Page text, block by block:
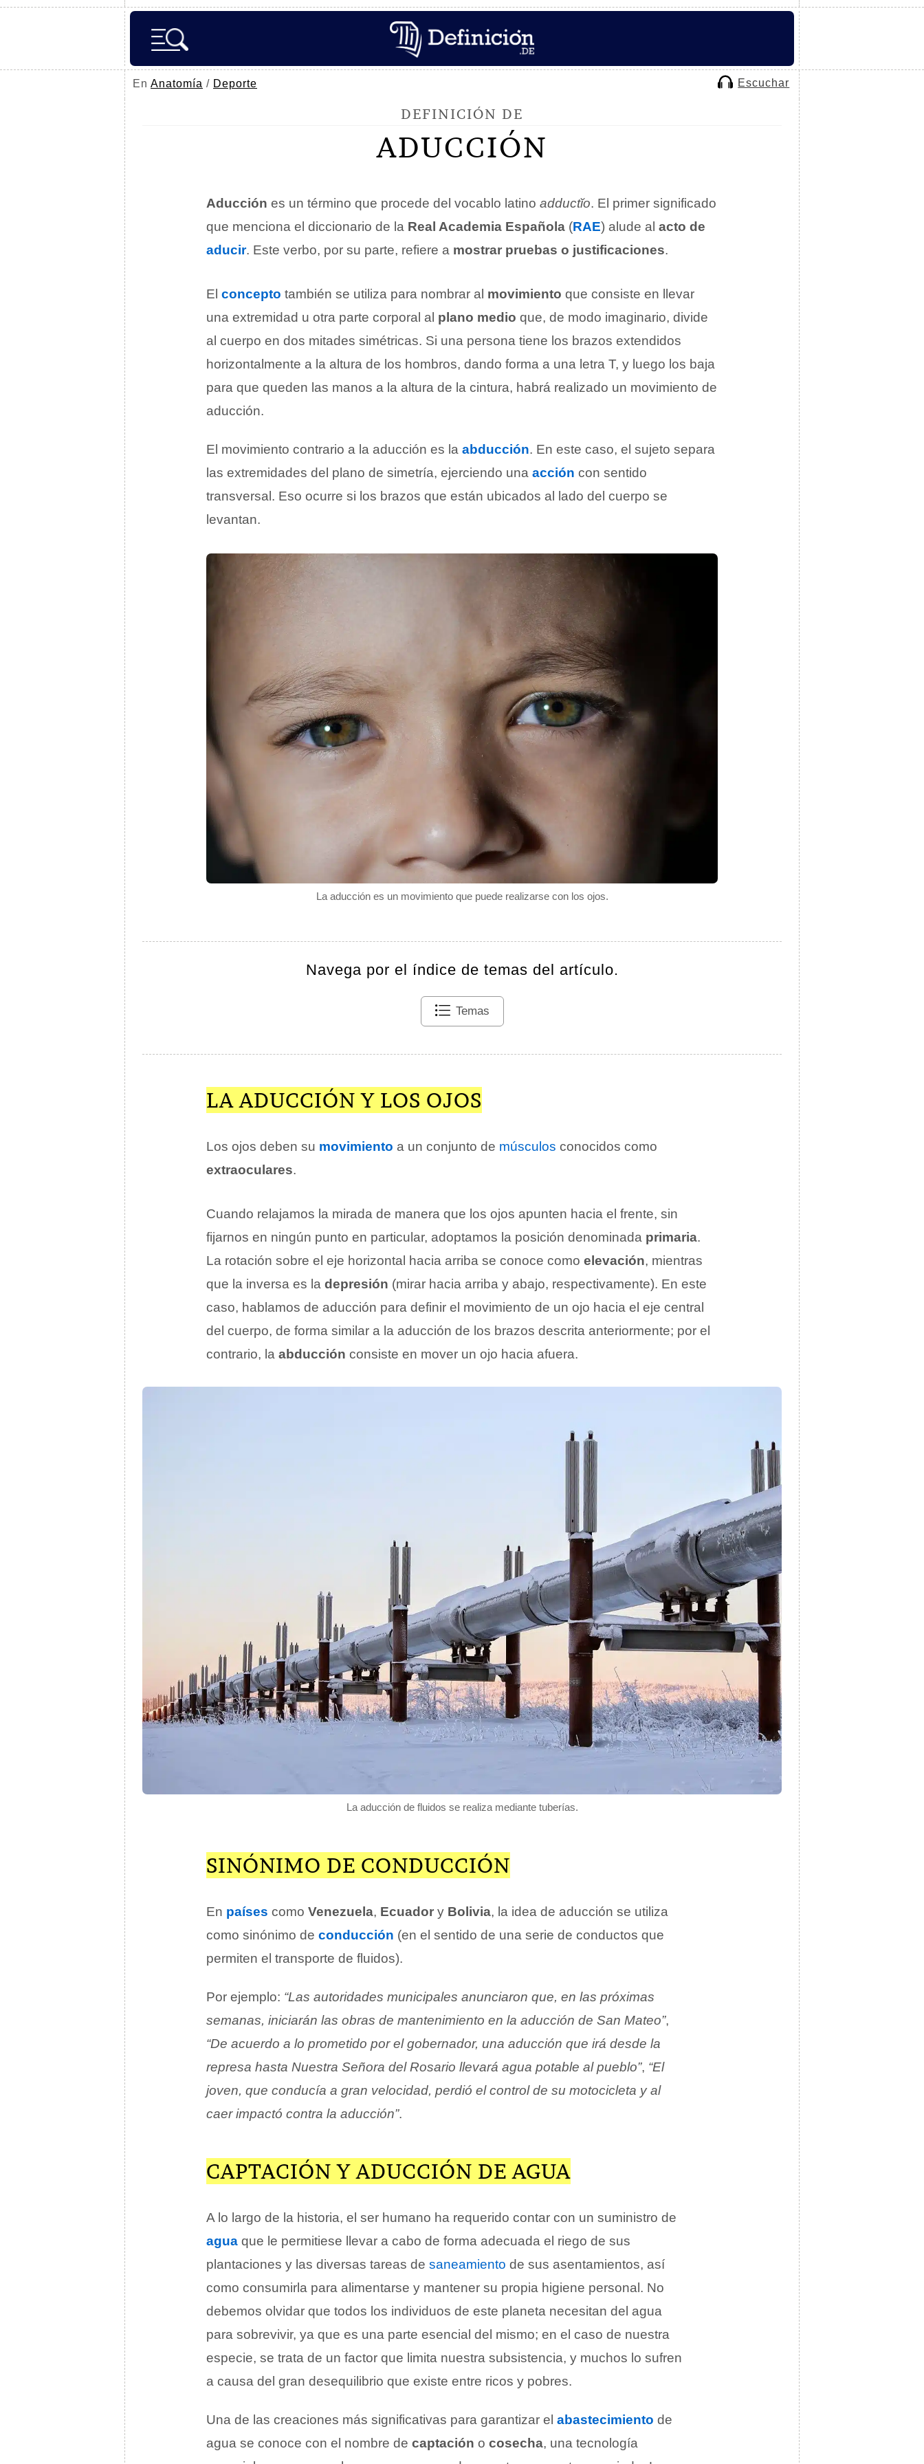
En Anatomía / Deporte Escuchar
DEFINICIÓN DE
ADUCCIÓN
La aducción es un movimiento que puede realizarse con los ojos.
Aducción es un término que procede del vocablo latino adductĭo. El primer significado
que menciona el diccionario de la Real Academia Española (RAE) alude al acto de
aducir. Este verbo, por su parte, refiere a mostrar pruebas o justificaciones.
El concepto también se utiliza para nombrar al movimiento que consiste en llevar
una extremidad u otra parte corporal al plano medio que, de modo imaginario, divide
al cuerpo en dos mitades simétricas. Si una persona tiene los brazos extendidos
horizontalmente a la altura de los hombros, dando forma a una letra T, y luego los baja
para que queden las manos a la altura de la cintura, habrá realizado un movimiento de
aducción.
El movimiento contrario a la aducción es la abducción. En este caso, el sujeto separa
las extremidades del plano de simetría, ejerciendo una acción con sentido
transversal. Eso ocurre si los brazos que están ubicados al lado del cuerpo se
levantan.
Navega por el índice de temas del artículo.
Temas
LA ADUCCIÓN Y LOS OJOS
Los ojos deben su movimiento a un conjunto de músculos conocidos como
extraoculares.
Cuando relajamos la mirada de manera que los ojos apunten hacia el frente, sin
fijarnos en ningún punto en particular, adoptamos la posición denominada primaria.
La rotación sobre el eje horizontal hacia arriba se conoce como elevación, mientras
que la inversa es la depresión (mirar hacia arriba y abajo, respectivamente). En este
caso, hablamos de aducción para definir el movimiento de un ojo hacia el eje central
del cuerpo, de forma similar a la aducción de los brazos descrita anteriormente; por el
contrario, la abducción consiste en mover un ojo hacia afuera.
La aducción de fluidos se realiza mediante tuberías.
SINÓNIMO DE CONDUCCIÓN
En países como Venezuela, Ecuador y Bolivia, la idea de aducción se utiliza
como sinónimo de conducción (en el sentido de una serie de conductos que
permiten el transporte de fluidos).
Por ejemplo: “Las autoridades municipales anunciaron que, en las próximas
semanas, iniciarán las obras de mantenimiento en la aducción de San Mateo”,
“De acuerdo a lo prometido por el gobernador, una aducción que irá desde la
represa hasta Nuestra Señora del Rosario llevará agua potable al pueblo”, “El
joven, que conducía a gran velocidad, perdió el control de su motocicleta y al
caer impactó contra la aducción”.
CAPTACIÓN Y ADUCCIÓN DE AGUA
A lo largo de la historia, el ser humano ha requerido contar con un suministro de
agua que le permitiese llevar a cabo de forma adecuada el riego de sus
plantaciones y las diversas tareas de saneamiento de sus asentamientos, así
como consumirla para alimentarse y mantener su propia higiene personal. No
debemos olvidar que todos los individuos de este planeta necesitan del agua
para sobrevivir, ya que es una parte esencial del mismo; en el caso de nuestra
especie, se trata de un factor que limita nuestra subsistencia, y muchos lo sufren
a causa del gran desequilibrio que existe entre ricos y pobres.
Una de las creaciones más significativas para garantizar el abastecimiento de
agua se conoce con el nombre de captación o cosecha, una tecnología